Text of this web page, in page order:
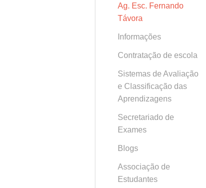
Ag. Esc. Fernando
Távora
Informações
Contratação de escola
Sistemas de Avaliação
e Classificação das
Aprendizagens
Secretariado de
Exames
Blogs
Associação de
Estudantes